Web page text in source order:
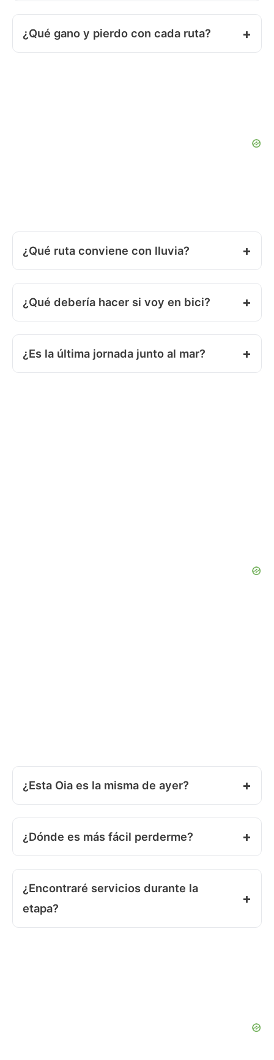
¿Qué gano y pierdo con cada ruta?
¿Qué ruta conviene con lluvia?
¿Qué debería hacer si voy en bici?
¿Es la última jornada junto al mar?
¿Esta Oia es la misma de ayer?
¿Dónde es más fácil perderme?
¿Encontraré servicios durante la
etapa?